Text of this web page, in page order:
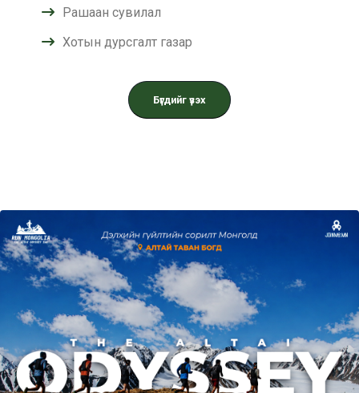
Рашаан сувилал
Хотын дурсгалт газар
Бүгдийг үзэх